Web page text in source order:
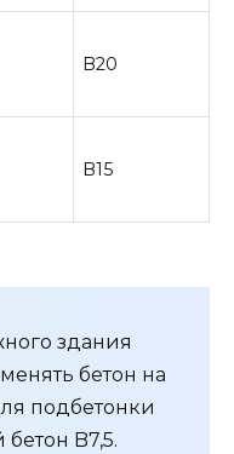
B20
B15
здания
бетон на
подбетонки
B7,5.